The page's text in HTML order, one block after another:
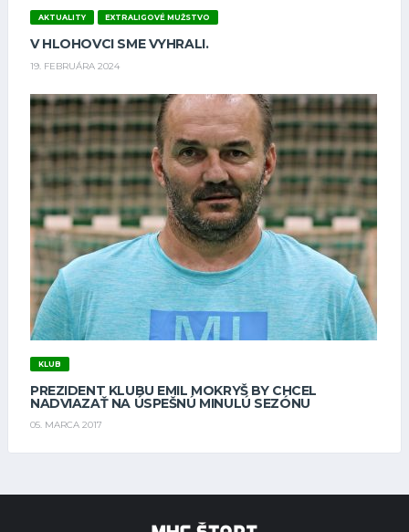
AKTUALITY EXTRALIGOVÉ MUŽSTVO
V HLOHOVCI SME VYHRALI.
19. FEBRUÁRA 2024
KLUB
PREZIDENT KLUBU EMIL MOKRYŠ BY CHCEL
NADVIAZAŤ NA ÚSPEŠNÚ MINULÚ SEZÓNU
05. MARCA 2017